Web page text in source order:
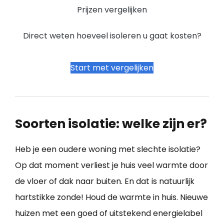
Prijzen vergelijken
Direct weten hoeveel isoleren u gaat kosten?
Start met vergelijken
Soorten isolatie: welke zijn er?
Heb je een oudere woning met slechte isolatie?
Op dat moment verliest je huis veel warmte door
de vloer of dak naar buiten. En dat is natuurlijk
hartstikke zonde! Houd de warmte in huis. Nieuwe
huizen met een goed of uitstekend energielabel